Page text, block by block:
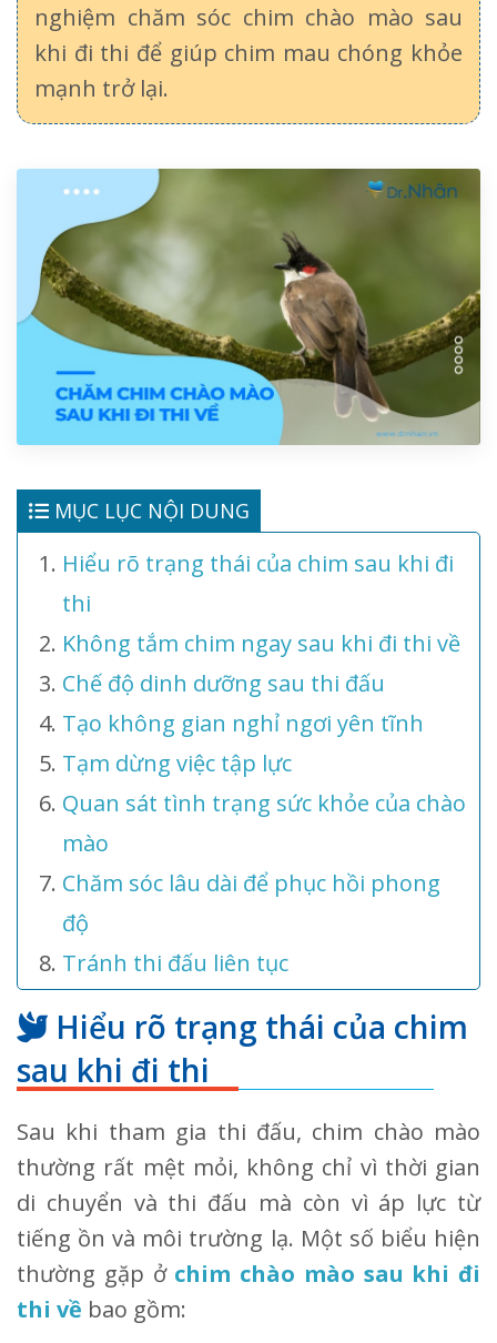
nghiệm chăm sóc chim chào mào sau
khi đi thi để giúp chim mau chóng khỏe
mạnh trở lại.
MỤC LỤC NỘI DUNG
Hiểu rõ trạng thái của chim sau khi đi
thi
Không tắm chim ngay sau khi đi thi về
Chế độ dinh dưỡng sau thi đấu
Tạo không gian nghỉ ngơi yên tĩnh
Tạm dừng việc tập lực
Quan sát tình trạng sức khỏe của chào
mào
Chăm sóc lâu dài để phục hồi phong
độ
Tránh thi đấu liên tục
Hiểu rõ trạng thái của chim
sau khi đi thi
Sau khi tham gia thi đấu, chim chào mào
thường rất mệt mỏi, không chỉ vì thời gian
di chuyển và thi đấu mà còn vì áp lực từ
tiếng ồn và môi trường lạ. Một số biểu hiện
thường gặp ở chim chào mào sau khi đi
thi về bao gồm: